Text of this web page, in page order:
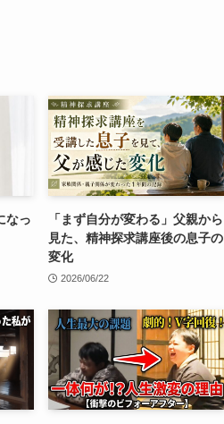
なっ
「まず自分が変わる」父親から
見た、精神探求講座後の息子の
変化
2026/06/22